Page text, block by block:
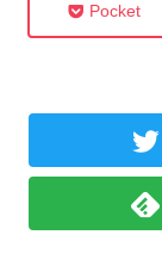
Pocket